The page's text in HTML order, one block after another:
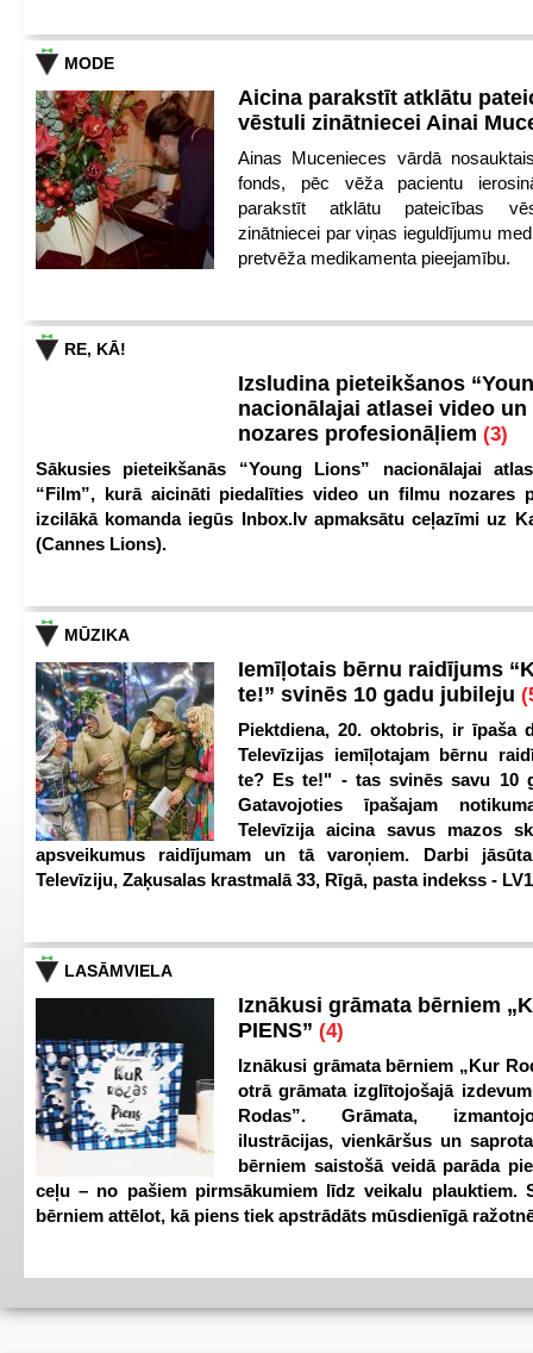
MODE
Aicina parakstīt atklātu
vēstuli zinātniecei Ainai
Ainas Mucenieces vārdā
fonds, pēc vēža pacientu
parakstīt atklātu pateicības
zinātniecei par viņas ieguldījumu
pretvēža medikamenta pieejamību.
RE, KĀ!
Izsludina pieteikšanos
nacionālajai atlasei video
nozares profesionāļiem (3)
Sākusies pieteikšanās “Young Lions” nacionālajai
“Film”, kurā aicināti piedalīties video un filmu nozares
izcilākā komanda iegūs Inbox.lv apmaksātu ceļazīmi uz
(Cannes Lions).
MŪZIKA
Iemīļotais bērnu raidījums
te!” svinēs 10 gadu jubileju
Piektdiena, 20. oktobris, ir īpaša
Televīzijas iemīļotajam bērnu
te? Es te!" - tas svinēs savu 10
Gatavojoties īpašajam
Televīzija aicina savus mazos
apsveikumus raidījumam un tā varoņiem. Darbi
Televīziju, Zaķusalas krastmalā 33, Rīgā, pasta indekss -
LASĀMVIELA
Iznākusi grāmata bērniem
PIENS” (4)
Iznākusi grāmata bērniem „Kur
otrā grāmata izglītojošajā
Rodas”. Grāmata,
ilustrācijas, vienkāršus un
bērniem saistošā veidā parāda
ceļu – no pašiem pirmsākumiem līdz veikalu plauktiem.
bērniem attēlot, kā piens tiek apstrādāts mūsdienīgā